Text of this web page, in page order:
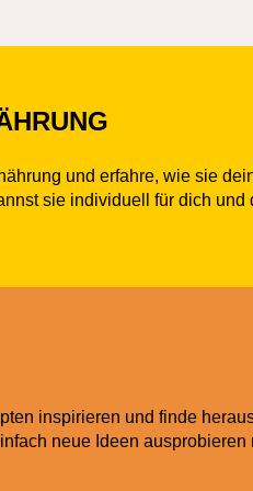
und erfahre, wie sie
sie individuell für dich
inspirieren und finde
neue Ideen ausprobieren